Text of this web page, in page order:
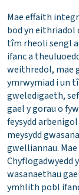
Mae effaith
bod yn
tîm rheoli sengl
ifanc a
weithredol, mae
ymrwymiad i un
gweledigaeth,
gael y gorau o
feysydd
meysydd
gwelliannau.
Chyflogadwyedd
wasanaethau
ymhlith pobl